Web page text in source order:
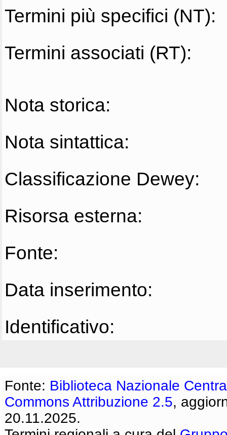
Termini più specifici (NT):
Termini associati (RT):
Nota storica:
Nota sintattica:
Classificazione Dewey:
Risorsa esterna:
Fonte:
Data inserimento:
Identificativo:
Fonte: Biblioteca Nazionale
Commons Attribuzione 2.5,
20.11.2025.